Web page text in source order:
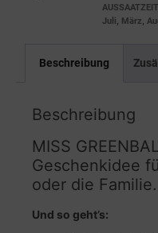
Juli, März,
Beschreibung
Beschreibung
MISS
Geschenkidee
oder die Familie.
Und so geht’s: